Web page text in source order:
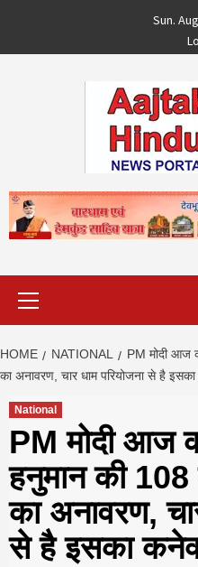
content
Sun.
HOME NATIONAL
PM मोदी आज
का अनावरण, चार धाम परियोजना से है
National
PM मोदी आज
हनुमान की 108
का अनावरण,
से है इसका